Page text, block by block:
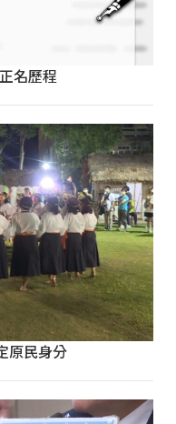
名歷程
原民身分